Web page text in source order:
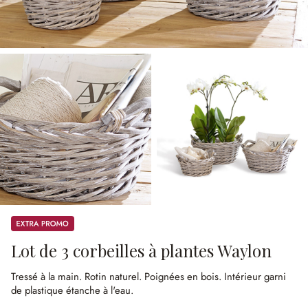
Promos
Lot de 3 corbeilles à plantes Waylon
Tressé à la main. Rotin naturel. Poignées en bois. Intérieur garni
de plastique étanche à l'eau.